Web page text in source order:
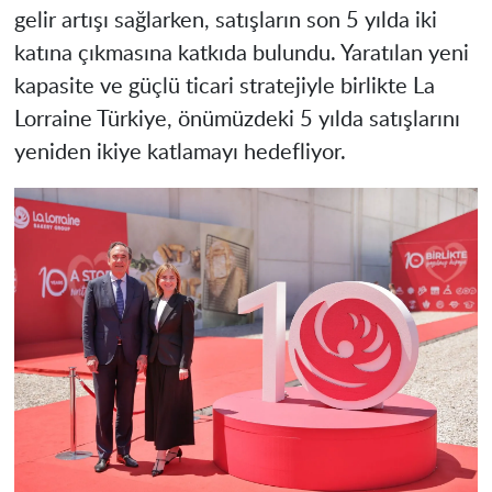
gelir artışı sağlarken, satışların son 5 yılda iki
katına çıkmasına katkıda bulundu. Yaratılan yeni
kapasite ve güçlü ticari stratejiyle birlikte La
Lorraine Türkiye, önümüzdeki 5 yılda satışlarını
yeniden ikiye katlamayı hedefliyor.